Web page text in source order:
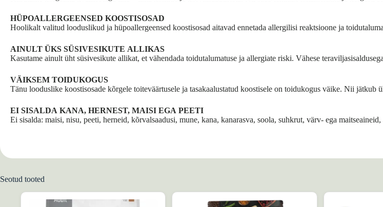
HÜPOALLERGEENSED KOOSTISOSAD
Hoolikalt valitud looduslikud ja hüpoallergeensed koostisosad aitavad ennetada allergilisi reaktsioone ja
AINULT ÜKS SÜSIVESIKUTE ALLIKAS
Kasutame ainult üht süsivesikute allikat, et vähendada toidutalumatuse ja allergiate riski. Vähese
VÄIKSEM TOIDUKOGUS
Tänu looduslike koostisosade kõrgele toiteväärtusele ja tasakaalustatud koostisele on toidukogus väike. Nii jätkub
EI SISALDA KANA, HERNEST, MAISI EGA PEETI
Ei sisalda: maisi, nisu, peeti, herneid, kõrvalsaadusi, mune, kana, kanarasva, soola, suhkrut, värv- ega
Seotud tooted